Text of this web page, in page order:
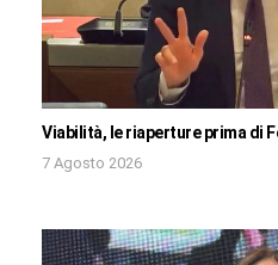
Viabilità, le riaperture prima di
7 Agosto 2026